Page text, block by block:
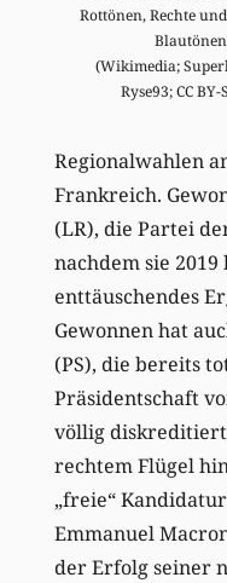
Rottönen, Rechte
(Wikimedia;
Ryse93; CC BY-
Regionalwahlen
Frankreich.
(LR), die Partei
nachdem sie
enttäuschendes
Gewonnen hat
(PS), die bereits
Präsidentschaft
völlig
rechtem Flügel
„freie“
Emmanuel
der Erfolg seiner